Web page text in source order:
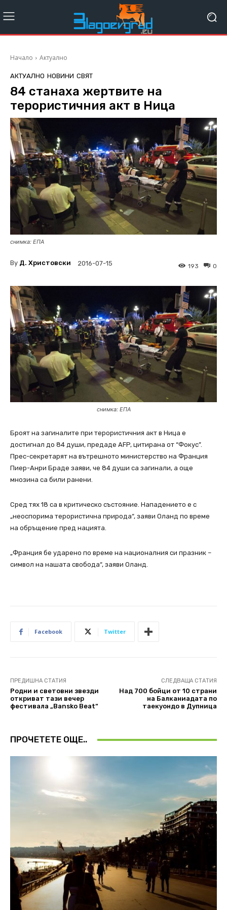
Начало Актуално
АКТУАЛНО НОВИНИ СВЯТ
84 станаха жертвите на
терористичния акт в Ница
снимка: ЕПА
By Д. Христовски 2016-07-15 0
193
снимка: ЕПА
Броят на загиналите при терористичния акт в Ница е
достигнал до 84 души, предаде AFP, цитирана от “Фокус”.
Прес-секретарят на вътрешното министерство на Франция
Пиер-Анри Браде заяви, че 84 души са загинали, а още
мнозина са били ранени.
Сред тях 18 са в критическо състояние. Нападението е с
„неоспорима терористична природа“, заяви Оланд по време
на обръщение пред нацията.
„Франция бе ударено по време на националния си празник –
символ на нашата свобода“, заяви Оланд.
Facebook Twitter
ПРЕДИШНА СТАТИЯ
Родни и световни звезди
откриват тази вечер
фестивала „Bansko Beat“
СЛЕДВАЩА СТАТИЯ
Над 700 бойци от 10 страни
на Балканиадата по
таекуондо в Дупница
ПРОЧЕТЕТЕ ОЩЕ..